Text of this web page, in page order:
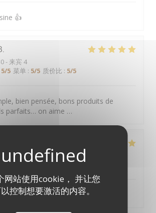
网站使用cookie， 并让您
控制想要激活的内容。
👍
- 来宾 4
5/5 菜单 : 5/5 质价比 : 5/5
bien pensée, bons produits de
parfaits… on aime …
- 来宾 4
5/5 菜单: 5 /5 质价比 : 4/5
!! La convivialité et simplicité